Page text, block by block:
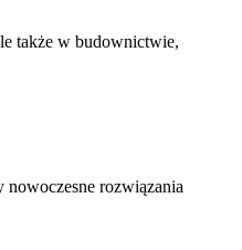
także w budownictwie,
nowoczesne rozwiązania